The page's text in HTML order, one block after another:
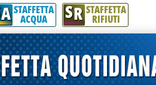
A STAFFETTA
ACQUA SR STAFFETTA
RIFIUTI